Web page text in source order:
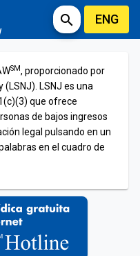
search ENG
SM, proporcionado por
(LSNJ). LSNJ es una
que ofrece
de bajos ingresos
legal pulsando en un
en el cuadro de